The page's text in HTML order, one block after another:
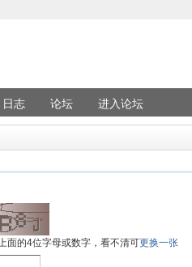
日志 论坛 进入论坛
面的4位字母或数字，看不清可更换一张